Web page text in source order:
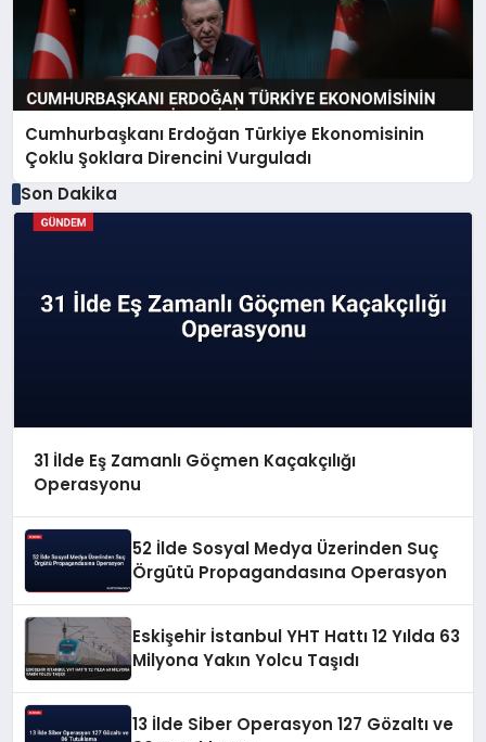
Cumhurbaşkanı Erdoğan Türkiye Ekonomisinin
Çoklu Şoklara Direncini Vurguladı
Son Dakika
31 İlde Eş Zamanlı Göçmen Kaçakçılığı
Operasyonu
52 İlde Sosyal Medya Üzerinden Suç
Örgütü Propagandasına Operasyon
Eskişehir İstanbul YHT Hattı 12 Yılda 63
Milyona Yakın Yolcu Taşıdı
13 İlde Siber Operasyon 127 Gözaltı ve